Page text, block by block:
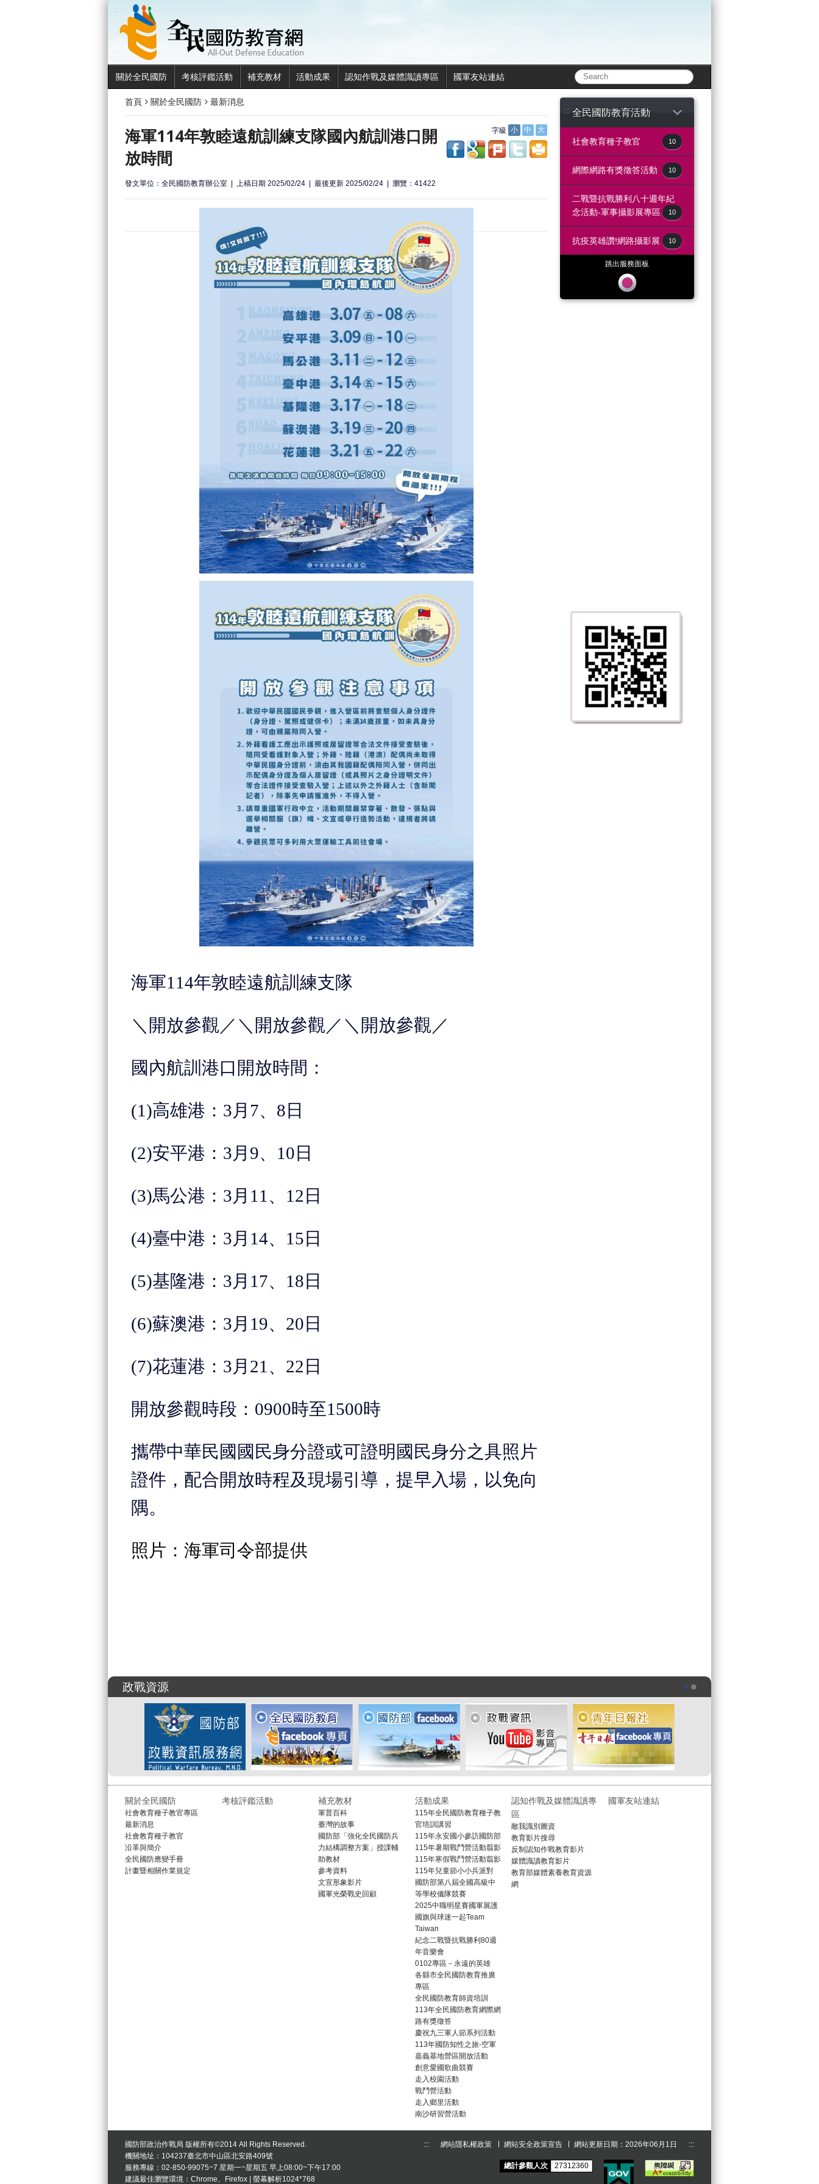
:::
關於全民國防 考核評鑑活動 補充教材 活動成果 認知作戰及媒體識讀專區 國軍友站連結
首頁 關於全民國防 最新消息
海軍114年敦睦遠航訓練支隊國內航訓港口開
放時間
發文單位：全民國防教育辦公室 上稿日期 2025/02/24 最後更新 2025/02/24 瀏覽：41422
字級 小 中 大
share to facebook
share to google
share to plurk
share to twitter
share to print
海軍114年敦睦遠航訓練支隊
＼開放參觀／＼開放參觀／＼開放參觀／
國內航訓港口開放時間：
(1)高雄港：3月 7、8 日
(2)安平港：3月 9、 10 日
(3)馬公港：3月11、12日
(4)臺中港：3月14、 15 日
(5)基隆港：3月 17、 18 日
(6)蘇澳港：3月 19、 20 日
(7)花蓮港：3月 21 、 22 日
開放參觀時段：0900時至1500時
攜帶中華民國國民身分證或可證明國民身分之具照片
證件，配合開放時程及現場引導，提早入場，以免向
隅。
照片：海軍司令部提供
::: 全民國防教育活動
社會教育種子教官 10
網際網路有獎徵答活動 10
二戰暨抗戰勝利八十週年紀
念活動-軍事攝影展專區
10
抗疫英雄讚!網路攝影展 10
跳出服務面板
政戰資源
關於全民國防
社會教育種子教官專區
最新消息
社會教育種子教官
沿革與簡介
全民國防應變手冊
計畫暨相關作業規定
考核評鑑活動 補充教材
軍普百科
臺灣的故事
國防部「強化全民國防兵
力結構調整方案」授課輔
助教材
參考資料
文宣形象影片
國軍光榮戰史回顧
活動成果
115年全民國防教育種子教
官培訓講習
115年永安國小參訪國防部
115年暑期戰鬥營活動翦影
115年寒假戰鬥營活動翦影
115年兒童節小小兵派對
國防部第八屆全國高級中
等學校儀隊競賽
2025中職明星賽國軍展護
國旗與球迷一起Team
Taiwan
紀念二戰暨抗戰勝利80週
年音樂會
0102專區－永遠的英雄
各縣市全民國防教育推廣
專區
全民國防教育師資培訓
113年全民國防教育網際網
路有獎徵答
慶祝九三軍人節系列活動
113年國防知性之旅-空軍
嘉義基地營區開放活動
創意愛國歌曲競賽
走入校園活動
戰鬥營活動
走入鄉里活動
南沙研習營活動
認知作戰及媒體識讀專
區
敵我識別圖資
教育影片搜尋
反制認知作戰教育影片
媒體識讀教育影片
教育部媒體素養教育資源
網
國軍友站連結
國防部政治作戰局 版權所有©2014 All Rights Reserved.
機關地址：104237臺北市中山區北安路409號
服務專線：02-850-99075~7 星期一~星期五 早上08:00~下午17:00
建議最佳瀏覽環境：Chrome、Firefox | 螢幕解析1024*768
::: 網站隱私權政策 網站安全政策宣告 網站更新日期：2026年06月1日 :::
總計參觀人次 27312360